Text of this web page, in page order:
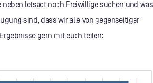
letsact noch Freiwillige suchen und was
sind, dass wir alle von gegenseitiger
gern mit euch teilen: